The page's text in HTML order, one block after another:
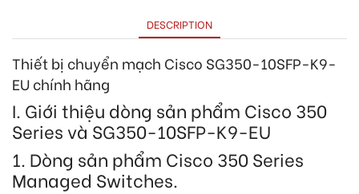
DESCRIPTION
Thiết bị chuyển mạch Cisco SG350-10SFP-K9-
EU chính hãng
I. Giới thiệu dòng sản phẩm Cisco 350
Series và SG350-10SFP-K9-EU
1. Dòng sản phẩm Cisco 350 Series
Managed Switches.